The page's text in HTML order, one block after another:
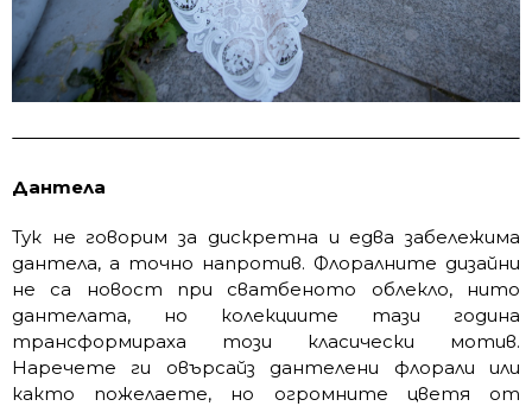
Дантела
Тук не говорим за дискретна и едва забележима
дантела, а точно напротив. Флоралните дизайни
не са новост при сватбеното облекло, нито
дантелата, но колекциите тази година
трансформираха този класически мотив.
Наречете ги овърсайз дантелени флорали или
както пожелаете, но огромните цветя от